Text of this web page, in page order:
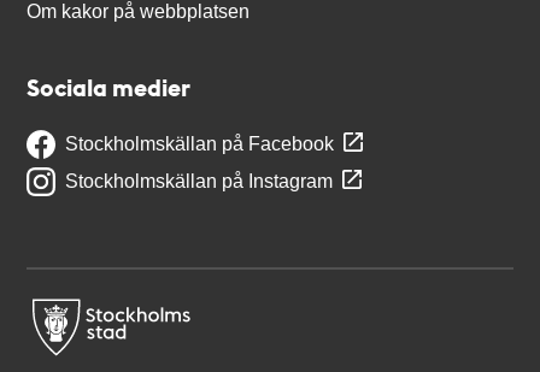
Om kakor på webbplatsen
Sociala medier
Stockholmskällan på Facebook
Stockholmskällan på Instagram